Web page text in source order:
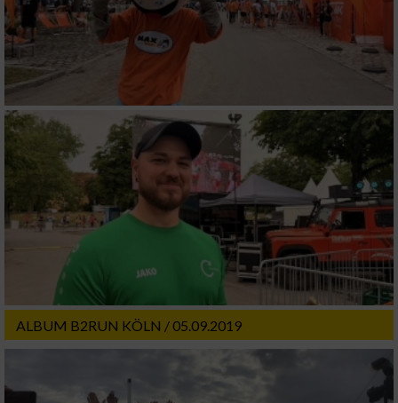
ALBUM B2RUN KÖLN / 05.09.2019
Geräte anhand von aktiv angeforderten
Informationen identifizieren
Nicht-IAB-Verarbeitungszwecke:
Notwendig
Performance
Funktional
Werbung